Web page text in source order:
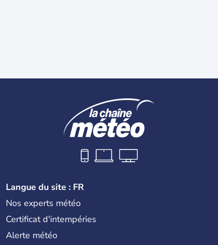
Langue du site : FR
Nos experts météo
Certificat d'intempéries
Alerte météo